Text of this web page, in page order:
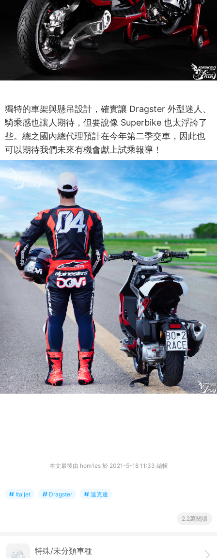
獨特的車架與懸吊設計，確實讓 Dragster 外型迷人、
騎乘感也讓人期待，但要說像 Superbike 也太浮誇了
些。總之國內總代理預計在今年第二季交車，因此也
可以期待我們未來有機會獻上試乘報導！
本文最後由 hom1es 於 2021-5-18 11:33 編輯
Italjet Dragster 速克達
2.2萬閱讀
特殊/未分類車種